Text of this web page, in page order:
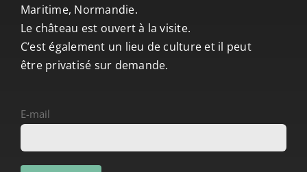
Maritime, Normandie.
Le château est ouvert à la visite.
C’est également un lieu de culture et il peut
être privatisé sur demande.
E-mail